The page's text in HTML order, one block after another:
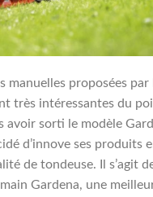
manuelles proposées
très intéressantes du
avoir sorti le modèle
d’innove ses produits
de tondeuse. Il s’agit
Gardena, une